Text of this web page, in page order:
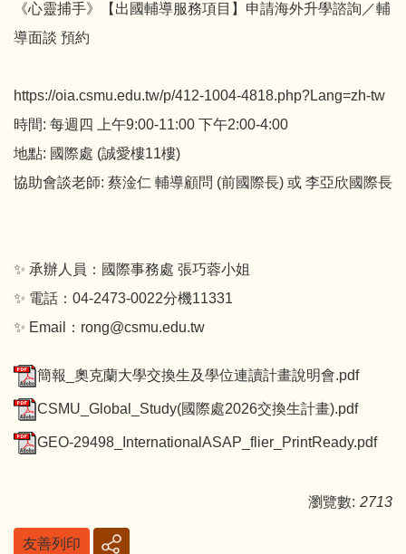
《心靈捕手》【出國輔導服務項目】申請海外升學諮詢／輔
導面談 預約
https://oia.csmu.edu.tw/p/412-1004-4818.php?Lang=zh-tw
時間: 每週四 上午9:00-11:00 下午2:00-4:00
地點: 國際處 (誠愛樓11樓)
協助會談老師: 蔡淦仁 輔導顧問 (前國際長) 或 李亞欣國際長
✨ 承辦人員：國際事務處 張巧蓉小姐
✨ 電話：04-2473-0022分機11331
✨ Email：rong@csmu.edu.tw
簡報_奧克蘭大學交換生及學位連讀計畫說明會.pdf
CSMU_Global_Study(國際處2026交換生計畫).pdf
GEO-29498_InternationalASAP_flier_PrintReady.pdf
瀏覽數: 2713
友善列印